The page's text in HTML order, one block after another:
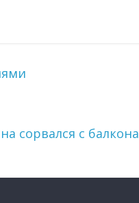
сорвался с балкона